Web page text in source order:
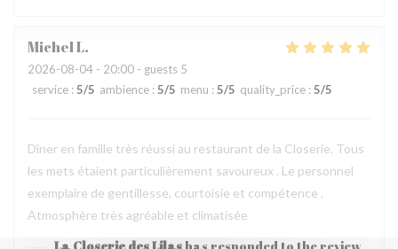
MichelL
2026-08-04 - 20:00 - guests 5
service : 5/5 ambience : 5/5 menu : 5/5 quality_price : 5/5
Dîner en famille très réussi au restaurant de la Closerie. Tous
les mets étaient particulièrement savoureux . Le personnel
exemplaire de gentillesse, courtoisie et compétence .
Atmosphère très agréable et climatisée